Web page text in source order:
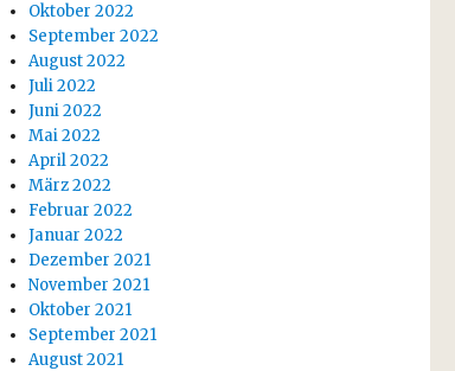
Oktober 2022
September 2022
August 2022
Juli 2022
Juni 2022
Mai 2022
April 2022
März 2022
Februar 2022
Januar 2022
Dezember 2021
November 2021
Oktober 2021
September 2021
August 2021